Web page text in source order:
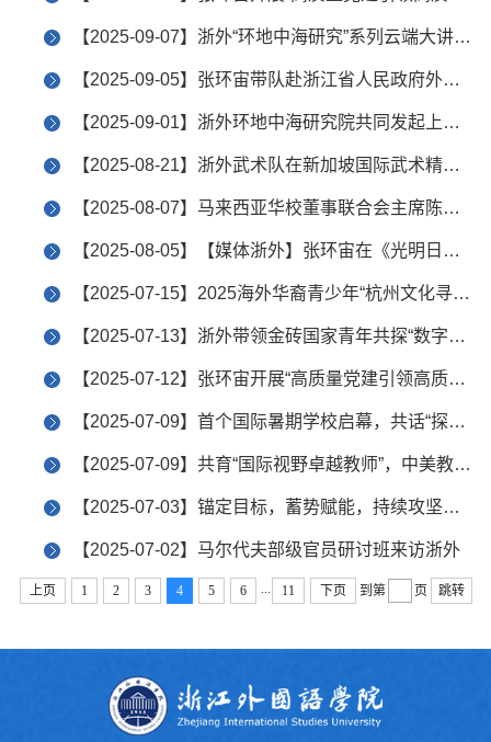
【2025-09-07】浙外“环地中海研究”系列云端大讲堂第六季圆满收官
【2025-09-05】张环宙带队赴浙江省人民政府外事办公室调研交流
【2025-09-01】浙外环地中海研究院共同发起上合组织研究联合平台
【2025-08-21】浙外武术队在新加坡国际武术精英赛中勇夺六金并获“全球武术推广大使”奖
【2025-08-07】马来西亚华校董事联合会主席陈友信一行来访浙外
【2025-08-05】【媒体浙外】张环宙在《光明日报》发表文章《找准地方外语院校发展新定位》
【2025-07-15】2025海外华裔青少年“杭州文化寻根”夏令营在浙外圆满落幕
【2025-07-13】浙外带领金砖国家青年共探“数字浙江”
【2025-07-12】张环宙开展“高质量党建引领高质量发展，助推‘外语名校’建设”主题调研（一）
【2025-07-09】首个国际暑期学校启幕，共话“探索·对话·变革”
【2025-07-09】共育“国际视野卓越教师”，中美教育交流在浙外启航
【2025-07-03】锚定目标，蓄势赋能，持续攻坚推动重点任务落实
【2025-07-02】马尔代夫部级官员研讨班来访浙外
上页 1 2 3 4 5 6 ... 11 下页 到第 页 跳转